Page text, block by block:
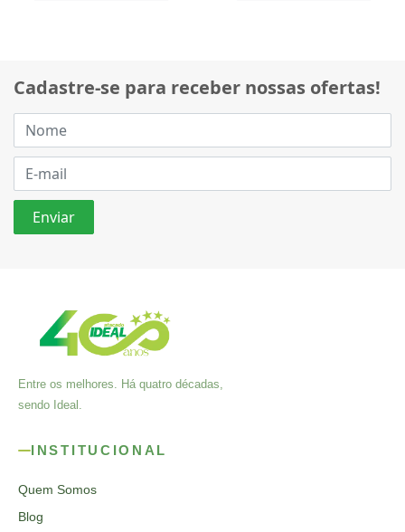
Cadastre-se para receber nossas ofertas!
Entre os melhores. Há quatro décadas,
sendo Ideal.
INSTITUCIONAL
Quem Somos
Blog